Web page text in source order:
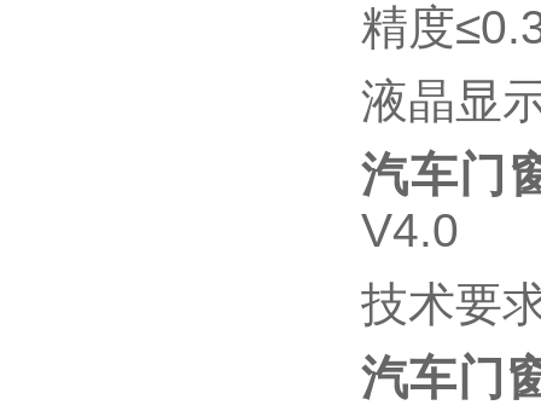
精度
液晶显
汽车门
V4.0
技术要
汽车门